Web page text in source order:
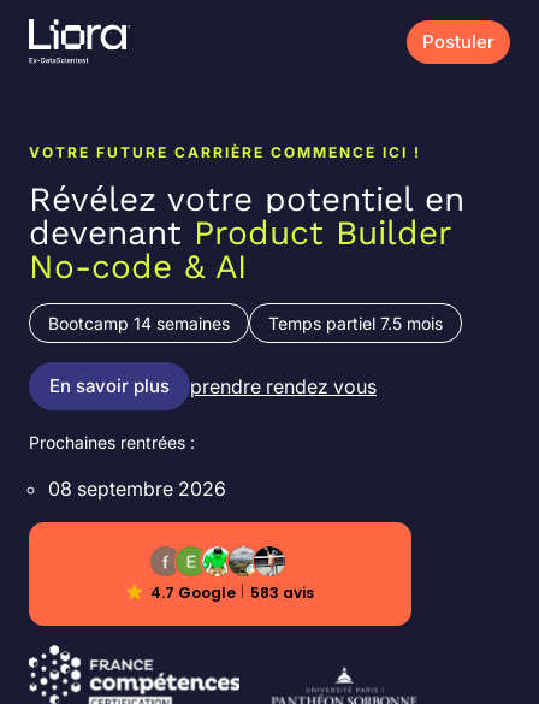
Postuler
VOTRE FUTURE CARRIÈRE COMMENCE ICI !
Révélez votre potentiel en
devenant Product Builder
No-code & AI
Bootcamp 14 semaines Temps partiel 7.5 mois
En savoir plus prendre rendez vous
Prochaines rentrées :
08 septembre 2026
4.7 Google 583 avis